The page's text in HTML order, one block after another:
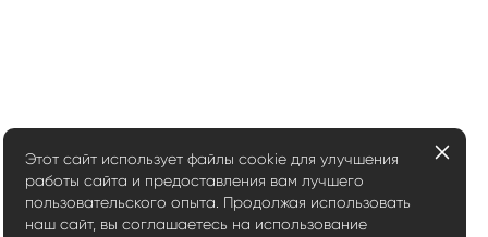
Этот сайт использует файлы cookie для улучшения
работы сайта и предоставления вам лучшего
пользовательского опыта. Продолжая использовать
наш сайт, вы соглашаетесь на использование